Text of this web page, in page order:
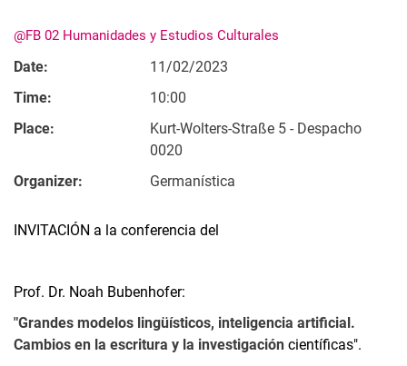
@FB 02 Humanidades y Estudios Culturales
Date:
11/02/2023
Time:
10:00
Place:
Kurt-Wolters-Straße 5 - Despacho
0020
Organizer:
Germanística
INVITACIÓN a la conferencia del
Prof. Dr. Noah Bubenhofer:
"Grandes modelos lingüísticos, inteligencia artificial.
Cambios en la escritura y la investigación científicas".